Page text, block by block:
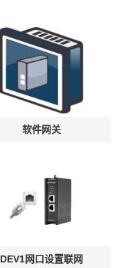
软件网关
DEV1网口设置联网